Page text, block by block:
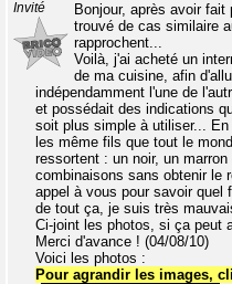
Invité
Bonjour, après avoir
trouvé de cas similaire
rapprochent...
Voilà, j'ai acheté un
de ma cuisine, afin
indépendamment l'une de
et possédait des indications
soit plus simple à utiliser...
les même fils que tout le
ressortent : un noir, un
combinaisons sans obtenir le
appel à vous pour savoir quel
de tout ça, je suis très
Ci-joint les photos, si ça peut
Merci d'avance ! (04/08/10)
Voici les photos :
Pour agrandir les images,